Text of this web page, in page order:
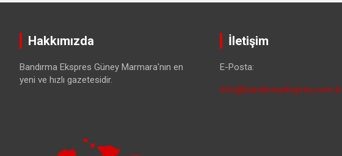
Hakkımızda
Bandırma Ekspres Güney Marmara'nın en
yeni ve hızlı gazetesidir.
İletişim
E-Posta:
info@bandirmaekspres.com.tr